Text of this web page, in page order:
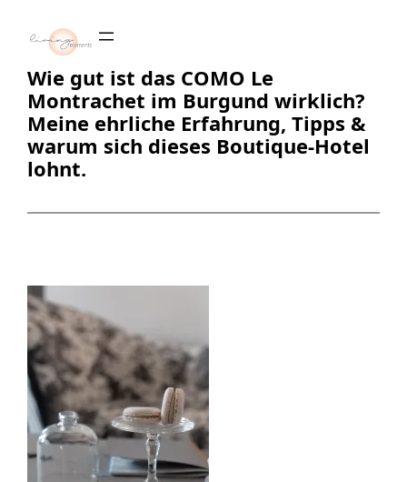
Inhalt
springen
Wie gut ist das COMO Le
Montrachet im Burgund wirklich?
Meine ehrliche Erfahrung, Tipps &
warum sich dieses Boutique-Hotel
lohnt.